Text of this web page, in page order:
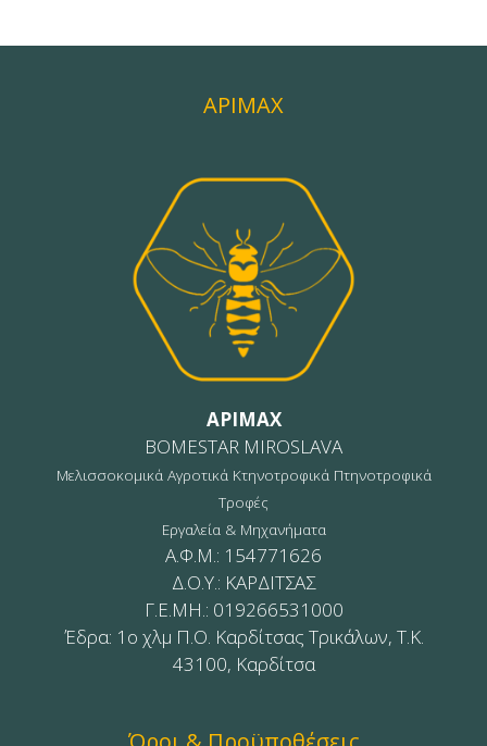
APIMAX
APIMAX
BOMESTAR MIROSLAVA
Μελισσοκομικά Αγροτικά Κτηνοτροφικά Πτηνοτροφικά
Τροφές
Εργαλεία & Μηχανήματα
Α.Φ.Μ.: 154771626
Δ.Ο.Υ.: ΚΑΡΔΙΤΣΑΣ
Γ.Ε.ΜΗ.: 019266531000
Έδρα: 1ο χλμ Π.Ο. Καρδίτσας Τρικάλων, Τ.Κ.
43100, Καρδίτσα